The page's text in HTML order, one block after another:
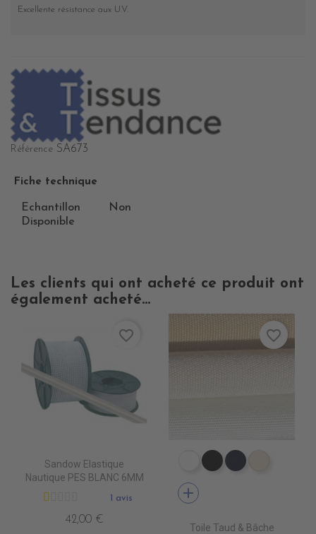
Excellente résistance aux U.V.
Référence SA673
Fiche technique
Echantillon
Disponible
Non
Les clients qui ont acheté ce produit ont
également acheté...
Sandow Elastique
Nautique PES BLANC 6MM
1 avis
42,00 €
favorite_border
PR0500 WHITE
PR0600 BLACK
PR0560
add
Toile Taud & Bâche
favorite_border